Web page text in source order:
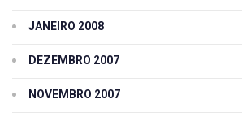
JANEIRO 2008
DEZEMBRO 2007
NOVEMBRO 2007